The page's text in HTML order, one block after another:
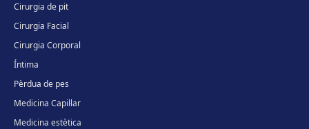
Cirurgia de pit
Cirurgia Facial
Cirurgia Corporal
Íntima
Pèrdua de pes
Medicina Capil·lar
Medicina estètica